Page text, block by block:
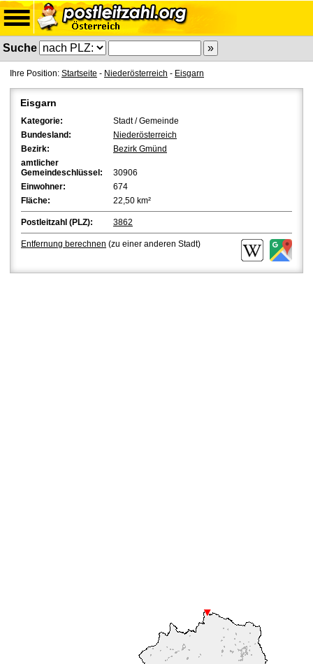
Suche
Ihre Position: Startseite - Niederösterreich - Eisgarn
Eisgarn
Kategorie:
Stadt / Gemeinde
Bundesland:
Niederösterreich
Bezirk:
Bezirk Gmünd
amtlicher
Gemeindeschlüssel:
30906
Einwohner:
674
Fläche:
22,50 km²
Postleitzahl (PLZ): 3862
Entfernung berechnen (zu einer anderen Stadt)